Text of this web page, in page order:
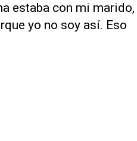
estaba con mi marido,
yo no soy así. Eso